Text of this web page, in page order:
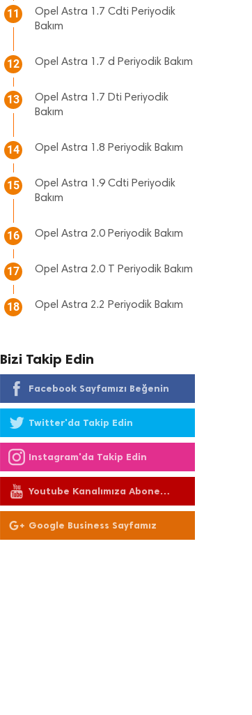
11
Opel Astra 1.7 Cdti Periyodik
Bakım
12 Opel Astra 1.7 d Periyodik Bakım
13
Opel Astra 1.7 Dti Periyodik
Bakım
14 Opel Astra 1.8 Periyodik Bakım
15
Opel Astra 1.9 Cdti Periyodik
Bakım
16 Opel Astra 2.0 Periyodik Bakım
17 Opel Astra 2.0 T Periyodik Bakım
18 Opel Astra 2.2 Periyodik Bakım
Bizi Takip Edin
Facebook Sayfamızı Beğenin
Twitter'da Takip Edin
Instagram'da Takip Edin
Youtube Kanalımıza Abone
Olun
Google Business Sayfamız